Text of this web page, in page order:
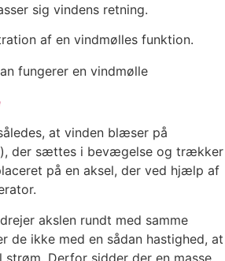
sig vindens retning.
af en vindmølles funktion.
at vinden blæser på
der sættes i bevægelse og trækker
på en aksel, der ved hjælp af
akslen rundt med samme
de ikke med en sådan hastighed, at
Derfor sidder der en masse